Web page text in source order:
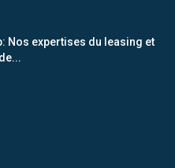
Nos expertises du leasing et